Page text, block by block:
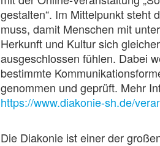
gestalten“. Im Mittelpunkt steht
muss, damit Menschen mit
Herkunft und Kultur sich
ausgeschlossen fühlen. Dabei
bestimmte
genommen und geprüft. Mehr
https://www.diakonie-sh.de/
Die Diakonie ist einer der